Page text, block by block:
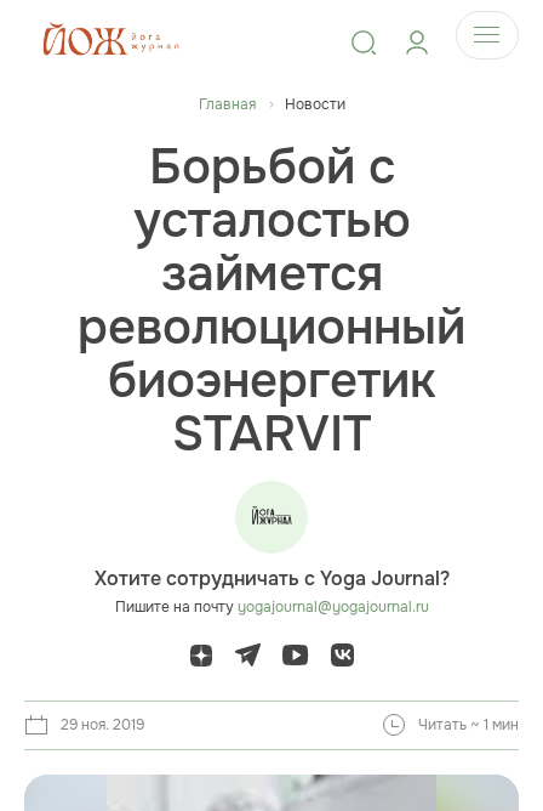
Главная Новости
Борьбой с
усталостью
займется
революционный
биоэнергетик
STARVIT
Хотите сотрудничать с Yoga Journal?
Пишите на почтуyogajournal@yogajournal.ru
29 ноя. 2019 Читать ~ 1 мин